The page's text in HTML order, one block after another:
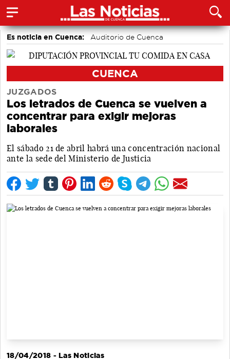
Es noticia en Cuenca: Auditorio de Cuenca
CUENCA
JUZGADOS
Los letrados de Cuenca se vuelven a
concentrar para exigir mejoras
laborales
El sábado 21 de abril habrá una concentración nacional
ante la sede del Ministerio de Justicia
18/04/2018 - Las Noticias